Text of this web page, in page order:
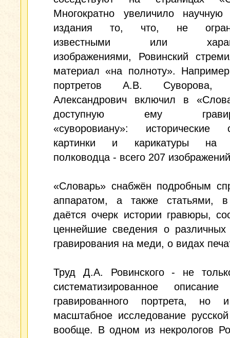
Многократно увеличило научную
издания то, что, не
известными или
изображениями, Ровинский
материал «на полноту».
портретов А.В. Суворова,
Александрович включил в
доступную ему
«суворовиану»: исторические
картинки и карикатуры на
полководца - всего 207
«Словарь» снабжён подробным
аппаратом, а также статьями, в
даётся очерк истории гравюры,
ценнейшие сведения о различных
гравирования на меди, о видах
Труд Д.А. Ровинского - не
систематизированное описание
гравированного портрета, но
масштабное исследование
вообще. В одном из некрологов